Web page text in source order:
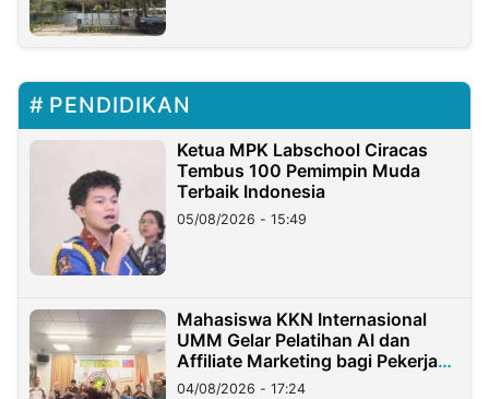
PENDIDIKAN
Ketua MPK Labschool Ciracas
Tembus 100 Pemimpin Muda
Terbaik Indonesia
05/08/2026 - 15:49
Mahasiswa KKN Internasional
UMM Gelar Pelatihan AI dan
Affiliate Marketing bagi Pekerja
Migran Indonesia di Taiwan
04/08/2026 - 17:24